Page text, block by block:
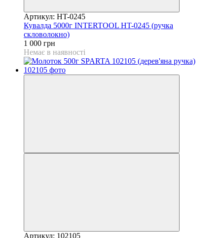
Артикул: HT-0245
Кувалда 5000г INTERTOOL HT-0245 (ручка
скловолокно)
1 000 грн
Немає в наявності
Артикул: 102105